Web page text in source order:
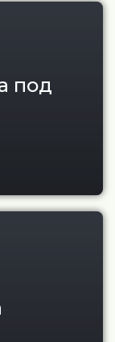
фасадов
под
тикового